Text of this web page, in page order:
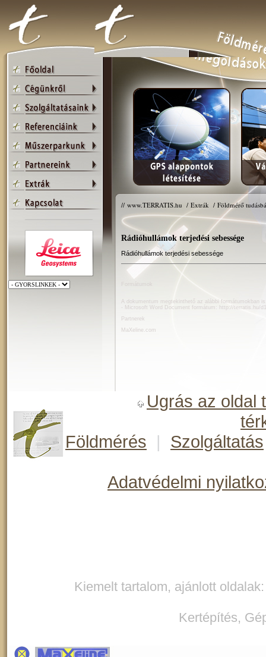
// www.TERRATIS.hu / Extrák / Földmérő
Rádióhullámok terjedési sebessége
Rádióhullámok terjedési sebessége
A dokumentum megtekinthető az alábbi formátumokban
- Microsoft Word Document formátum:
http://terratis.hu/
Partnerek
MaXeline.com
Ugrás az oldal
Földmérés
| Szolgáltatás
Adatvédelmi
Kiemelt tartalom, ajánlott
Kertépítés,